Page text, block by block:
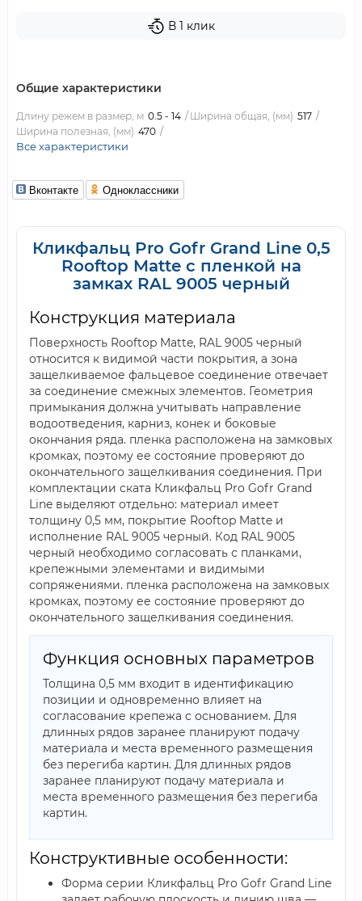
В 1 клик
Общие характеристики
Длину режем в размер, м 0.5 - 14 Ширина общая, (мм) 517
Ширина полезная, (мм) 470
Все характеристики
Вконтакте Одноклассники
Кликфальц Pro Gofr Grand Line 0,5
Rooftop Matte с пленкой на
замках RAL 9005 черный
Конструкция материала
Поверхность Rooftop Matte, RAL 9005 черный
относится к видимой части покрытия, а зона
защелкиваемое фальцевое соединение отвечает
за соединение смежных элементов. Геометрия
примыкания должна учитывать направление
водоотведения, карниз, конек и боковые
окончания ряда. пленка расположена на замковых
кромках, поэтому ее состояние проверяют до
окончательного защелкивания соединения. При
комплектации ската Кликфальц Pro Gofr Grand
Line выделяют отдельно: материал имеет
толщину 0,5 мм, покрытие Rooftop Matte и
исполнение RAL 9005 черный. Код RAL 9005
черный необходимо согласовать с планками,
крепежными элементами и видимыми
сопряжениями. пленка расположена на замковых
кромках, поэтому ее состояние проверяют до
окончательного защелкивания соединения.
Функция основных параметров
Толщина 0,5 мм входит в идентификацию
позиции и одновременно влияет на
согласование крепежа с основанием. Для
длинных рядов заранее планируют подачу
материала и места временного размещения
без перегиба картин. Для длинных рядов
заранее планируют подачу материала и
места временного размещения без перегиба
картин.
Конструктивные особенности:
Форма серии Кликфальц Pro Gofr Grand Line